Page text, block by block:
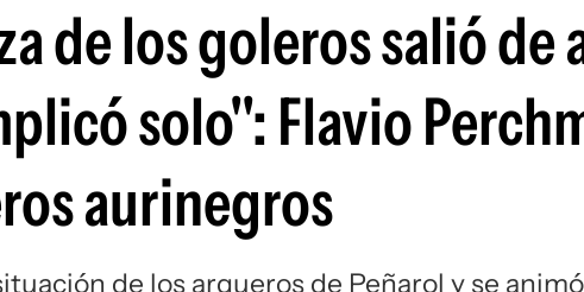
de los goleros salió de
solo": Flavio
aurinegros
de los arqueros de Peñarol y se